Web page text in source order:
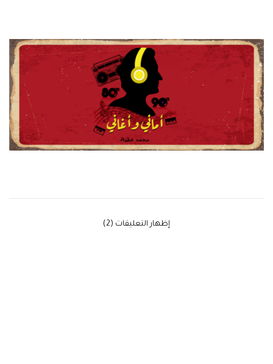
‫إظهار التعليقات (2)